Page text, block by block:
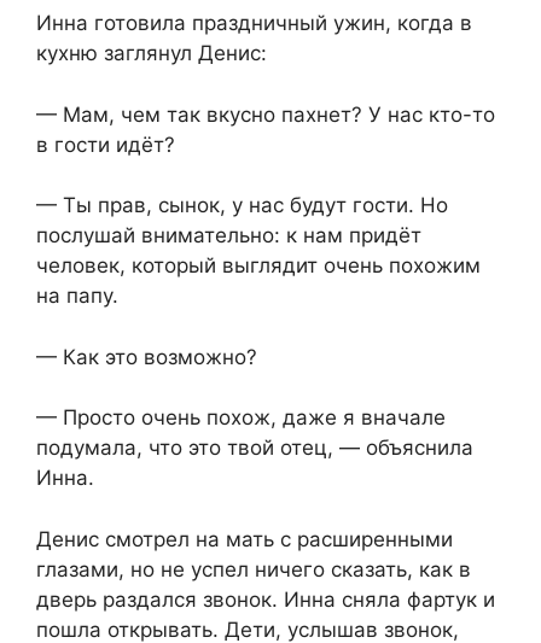
Инна готовила праздничный ужин, когда в
кухню заглянул Денис:
— Мам, чем так вкусно пахнет? У нас кто-то
в гости идёт?
— Ты прав, сынок, у нас будут гости. Но
послушай внимательно: к нам придёт
человек, который выглядит очень похожим
на папу.
— Как это возможно?
— Просто очень похож, даже я вначале
подумала, что это твой отец, — объяснила
Инна.
Денис смотрел на мать с расширенными
глазами, но не успел ничего сказать, как в
дверь раздался звонок. Инна сняла фартук и
пошла открывать. Дети, услышав звонок,